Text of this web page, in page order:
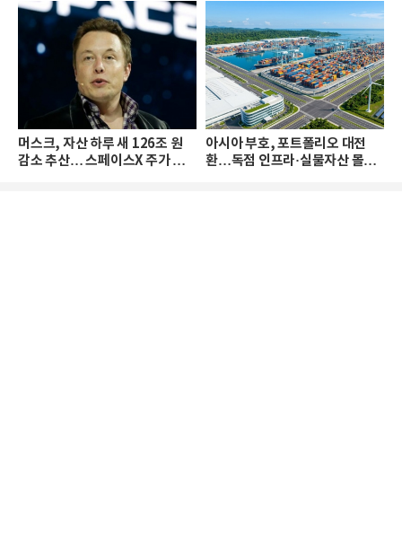
머스크, 자산 하루 새 126조 원
감소 추산… 스페이스X 주가 하
아시아 부호, 포트폴리오 대전
환…독점 인프라·실물자산 몰린